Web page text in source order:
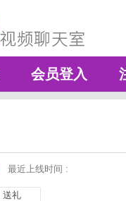
会员登入
最近上线时间 :
送礼